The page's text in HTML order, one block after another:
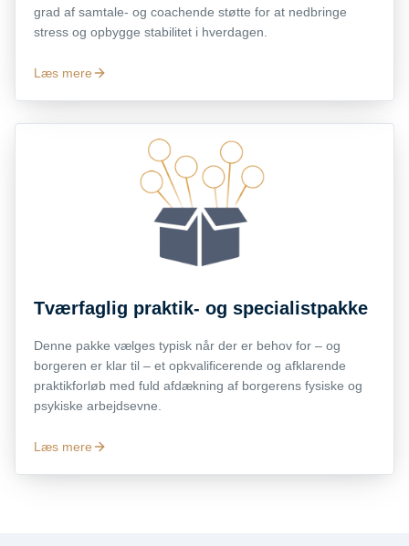
grad af samtale- og coachende støtte for at nedbringe
stress og opbygge stabilitet i hverdagen.
Læs mere
Tværfaglig praktik- og specialistpakke
Denne pakke vælges typisk når der er behov for – og
borgeren er klar til – et opkvalificerende og afklarende
praktikforløb med fuld afdækning af borgerens fysiske og
psykiske arbejdsevne.
Læs mere